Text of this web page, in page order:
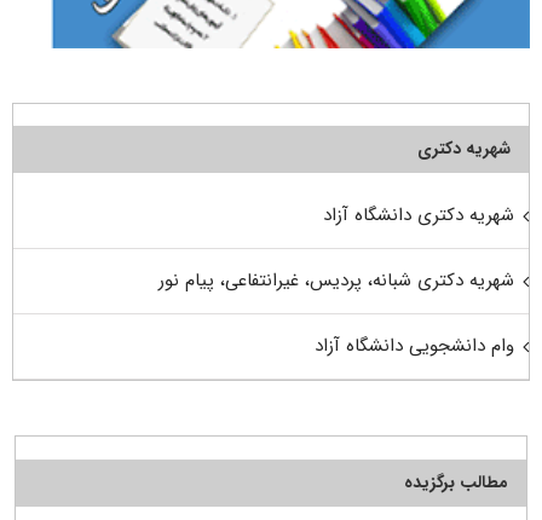
شهریه دکتری
شهریه دکتری دانشگاه آزاد
شهریه دکتری شبانه، پردیس، غیرانتفاعی، پیام نور
وام دانشجویی دانشگاه آزاد
مطالب برگزیده